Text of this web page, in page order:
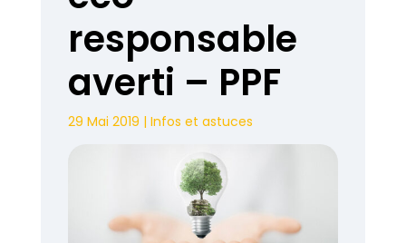
responsable
averti – PPF
29 Mai 2019 | Infos et astuces